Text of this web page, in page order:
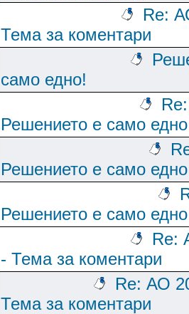
Re:
Тема за коментари
само едно!
Re:
Решението е само
Решението е само
Решението е само
Re:
- Тема за коментари
Re: АО
Тема за коментари